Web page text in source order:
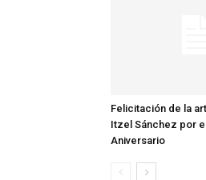
Felicitación de la
Itzel Sánchez por
Aniversario